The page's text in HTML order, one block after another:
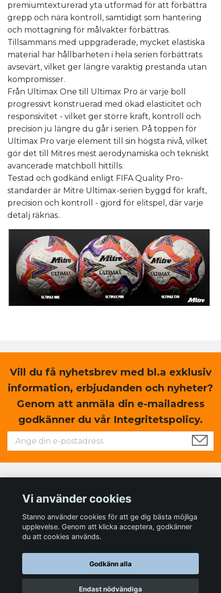
premiumtexturerad yta utformad för att förbättra
grepp och nära kontroll, samtidigt som hantering
och mottagning för målvakter förbättras.
Tillsammans med uppgraderade, mycket elastiska
material har hållbarheten i hela serien förbättrats
avsevärt, vilket ger längre varaktig prestanda utan
kompromisser.
Från Ultimax One till Ultimax Pro är varje boll
progressivt konstruerad med ökad elasticitet och
responsivitet - vilket ger större kraft, kontroll och
precision ju längre du går i serien. På toppen för
Ultimax Pro varje element till sin högsta nivå, vilket
gör det till Mitres mest aerodynamiska och tekniskt
avancerade matchboll hittills.
Testad och godkänd enligt FIFA Quality Pro-
standarder är Mitre Ultimax-serien byggd för kraft,
precision och kontroll - gjord för elitspel, där varje
detalj räknas..
Vill du få nyhetsbrev med bl.a exklusiv
information, erbjudanden och nyheter?
Genom att anmäla din e-mailadress
godkänner du vår Integritetspolicy.
Sociala medier
© 2026 Teamsales store - Sportprodukter till ett bra pris
Vi använder cookies
Stanno använder cookies för att ge dig bästa möjliga
upplevelse. Genom att klicka acceptera, godkänner
du att cookies används.
Godkänn alla
Endast nödvändiga